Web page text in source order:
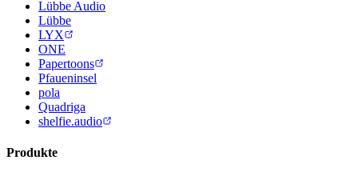
Lübbe Audio
Lübbe
LYX
ONE
Papertoons
Pfaueninsel
pola
Quadriga
shelfie.audio
Produkte